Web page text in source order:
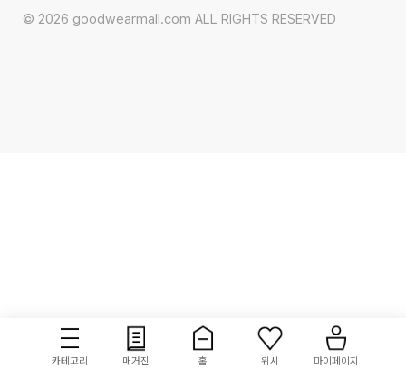
카테고리 매거진 홈 위시 마이페이지
© 2026 goodwearmall.com ALL RIGHTS RESERVED